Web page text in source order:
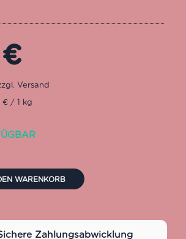
€
€ / 1 kg
WARENKORB
Zahlungsabwicklung